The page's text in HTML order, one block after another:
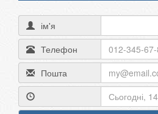
ім'я
Телефон
Пошта